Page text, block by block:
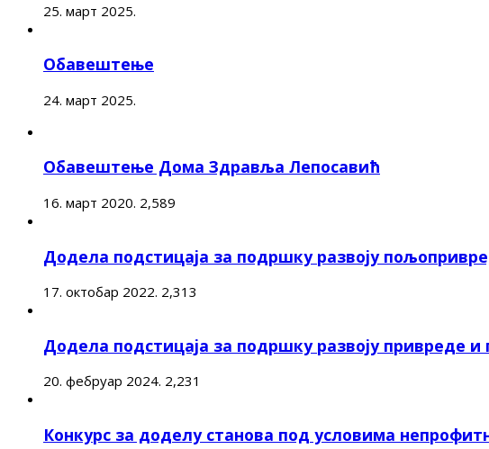
25. март 2025.
Обавештење
24. март 2025.
Обавештење Дома Здравља Лепосавић
16. март 2020. 2,589
Додела подстицаја за подршку развоју
17. октобар 2022. 2,313
Додела подстицаја за подршку развоју привреде
20. фебруар 2024. 2,231
Конкурс за доделу станова под условима